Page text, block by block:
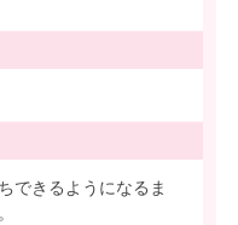
できるようになるま